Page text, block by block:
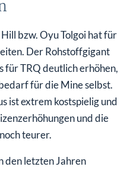
bzw. Oyu Tolgoi hat für
Der Rohstoffgigant
für TRQ deutlich erhöhen,
für die Mine selbst.
ist extrem kostspielig und
und die
teurer.
den letzten Jahren